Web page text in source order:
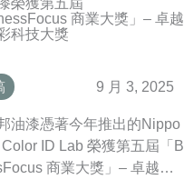
榮獲第五屆
商業大獎」– 卓越
科技大獎
9 月 3, 2025
油漆憑著今年推出的Nippo
ID Lab 榮獲第五屆「B
商業大獎」– 卓越智